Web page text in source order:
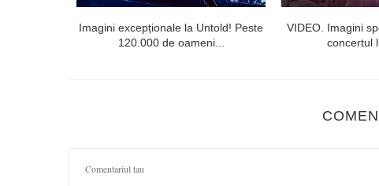
Imagini excepționale la Untold! Peste
120.000 de oameni...
VIDEO. Imagini
concertul